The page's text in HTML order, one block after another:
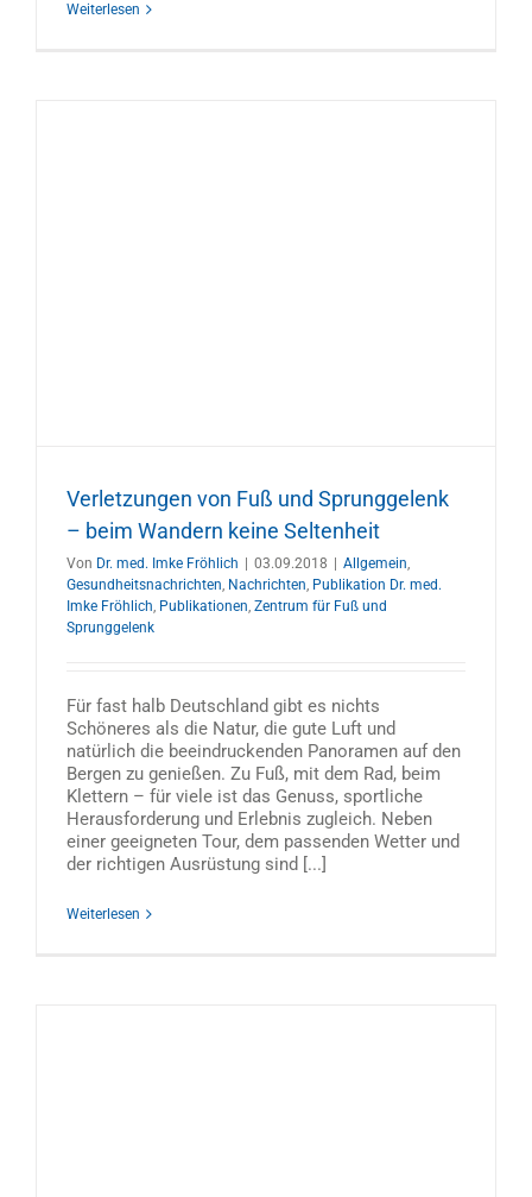
Weiterlesen
Verletzungen von Fuß und Sprunggelenk
– beim Wandern keine Seltenheit
Von Dr. med. Imke Fröhlich | 03.09.2018 | Allgemein
Gesundheitsnachrichten Nachrichten Publikation Dr. med.
Imke Fröhlich Publikationen Zentrum für Fuß und
Sprunggelenk
Für fast halb Deutschland gibt es nichts
Schöneres als die Natur, die gute Luft und
natürlich die beeindruckenden Panoramen auf den
Bergen zu genießen. Zu Fuß, mit dem Rad, beim
Klettern – für viele ist das Genuss, sportliche
Herausforderung und Erlebnis zugleich. Neben
einer geeigneten Tour, dem passenden Wetter und
der richtigen Ausrüstung sind [...]
Weiterlesen